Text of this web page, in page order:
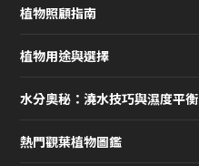
植物照顧指南
植物用途與選擇
水分奧秘：澆水技巧與濕度平衡
熱門觀葉植物圖鑑